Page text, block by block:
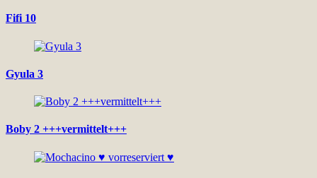
Fifi 10
Gyula 3
Boby 2 +++vermittelt+++